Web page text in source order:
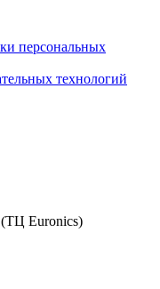
персональных
технологий
(ТЦ Euronics)